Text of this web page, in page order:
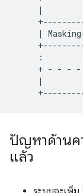
|
|
:
+ - - - -
|
ปัญหาด้านค
แล้ว